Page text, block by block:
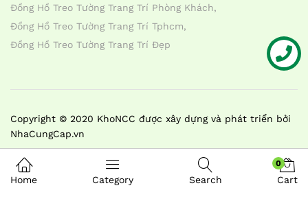
Đồng Hồ Treo Tường Trang Trí Phòng Khách
Đồng Hồ Treo Tường Trang Trí Tphcm
Đồng Hồ Treo Tường Trang Trí Đẹp
Copyright © 2020 KhoNCC được xây dựng và phát triển bởi
NhaCungCap.vn
Home Category Search
0
Cart
Liên hệ